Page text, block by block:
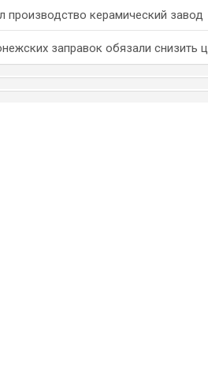
производство керамический завод
заправок обязали снизить